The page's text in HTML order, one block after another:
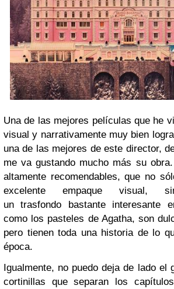
Una de las mejores películas que he
visual y narrativamente muy bien
una de las mejores de este director,
me va gustando mucho más su obra.
altamente recomendables, que no
excelente empaque visual,
un trasfondo bastante interesante
como los pasteles de Agatha, son
pero tienen toda una historia de lo
época.
Igualmente, no puedo deja de lado el
cortinillas que separan los